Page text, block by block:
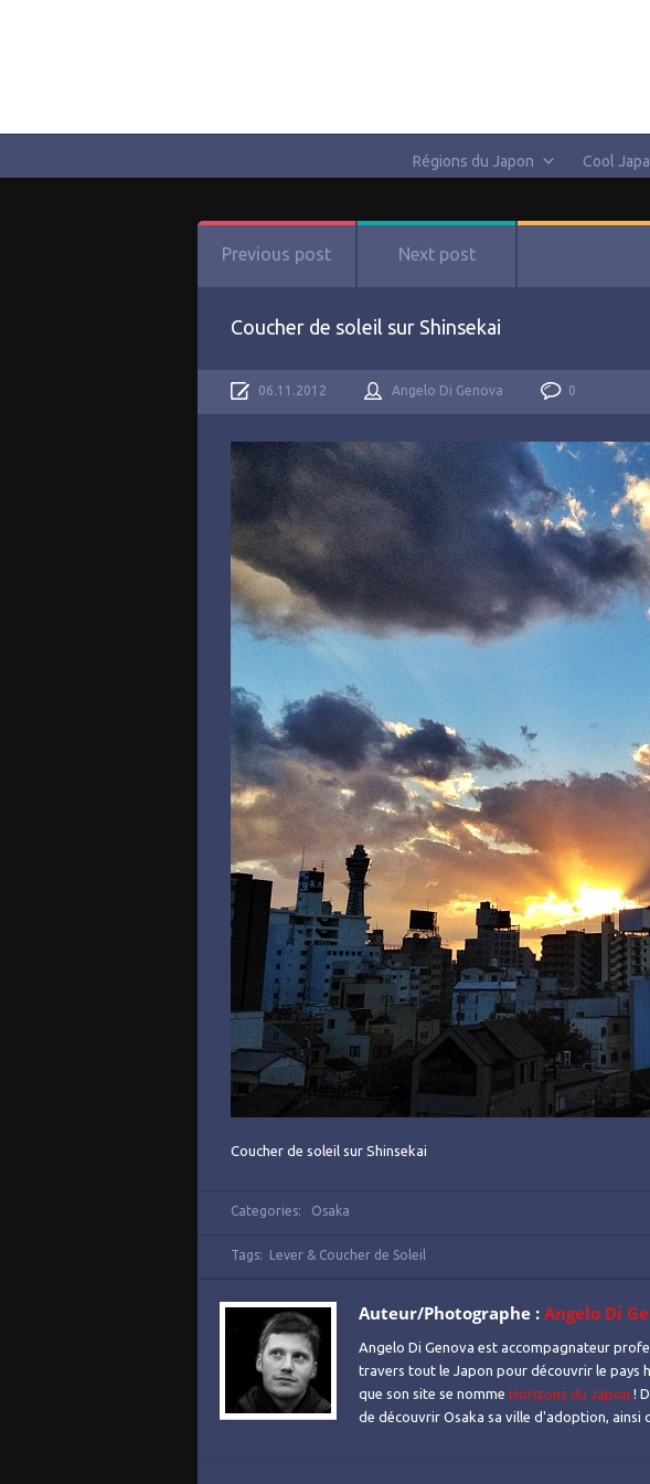
Régions du Japon Cool
Previous post Next post
Coucher de soleil sur Shinsekai
06.11.2012 Angelo Di Genova 0
Coucher de soleil sur Shinsekai
Categories: Osaka
Tags: Lever & Coucher de Soleil
Auteur/Photographe : Angelo Di
Angelo Di Genova est accompagnateur
travers tout le Japon pour découvrir le pays
que son site se nomme Horizons du Japon !
de découvrir Osaka sa ville d'adoption, ainsi